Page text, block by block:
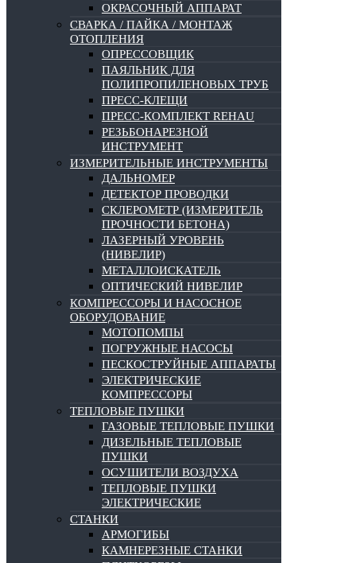
ОКРАСОЧНЫЙ АППАРАТ
СВАРКА / ПАЙКА / МОНТАЖ
ОТОПЛЕНИЯ
ОПРЕССОВЩИК
ПАЯЛЬНИК ДЛЯ
ПОЛИПРОПИЛЕНОВЫХ ТРУБ
ПРЕСС-КЛЕЩИ
ПРЕСС-КОМПЛЕКТ REHAU
РЕЗЬБОНАРЕЗНОЙ
ИНСТРУМЕНТ
ИЗМЕРИТЕЛЬНЫЕ ИНСТРУМЕНТЫ
ДАЛЬНОМЕР
ДЕТЕКТОР ПРОВОДКИ
СКЛЕРОМЕТР (ИЗМЕРИТЕЛЬ
ПРОЧНОСТИ БЕТОНА)
ЛАЗЕРНЫЙ УРОВЕНЬ
(НИВЕЛИР)
МЕТАЛЛОИСКАТЕЛЬ
ОПТИЧЕСКИЙ НИВЕЛИР
КОМПРЕССОРЫ И НАСОСНОЕ
ОБОРУДОВАНИЕ
МОТОПОМПЫ
ПОГРУЖНЫЕ НАСОСЫ
ПЕСКОСТРУЙНЫЕ АППАРАТЫ
ЭЛЕКТРИЧЕСКИЕ
КОМПРЕССОРЫ
ТЕПЛОВЫЕ ПУШКИ
ГАЗОВЫЕ ТЕПЛОВЫЕ ПУШКИ
ДИЗЕЛЬНЫЕ ТЕПЛОВЫЕ
ПУШКИ
ОСУШИТЕЛИ ВОЗДУХА
ТЕПЛОВЫЕ ПУШКИ
ЭЛЕКТРИЧЕСКИЕ
СТАНКИ
АРМОГИБЫ
КАМНЕРЕЗНЫЕ СТАНКИ